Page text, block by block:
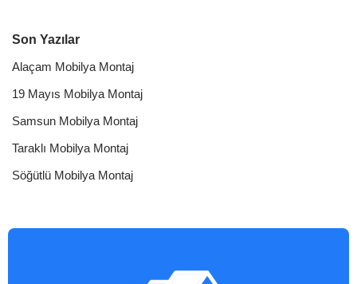
Son Yazılar
Alaçam Mobilya Montaj
19 Mayıs Mobilya Montaj
Samsun Mobilya Montaj
Taraklı Mobilya Montaj
Söğütlü Mobilya Montaj